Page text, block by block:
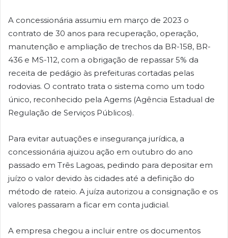
A concessionária assumiu em março de 2023 o
contrato de 30 anos para recuperação, operação,
manutenção e ampliação de trechos da BR-158, BR-
436 e MS-112, com a obrigação de repassar 5% da
receita de pedágio às prefeituras cortadas pelas
rodovias. O contrato trata o sistema como um todo
único, reconhecido pela Agems (Agência Estadual de
Regulação de Serviços Públicos).
Para evitar autuações e insegurança jurídica, a
concessionária ajuizou ação em outubro do ano
passado em Três Lagoas, pedindo para depositar em
juízo o valor devido às cidades até a definição do
método de rateio. A juíza autorizou a consignação e os
valores passaram a ficar em conta judicial.
A empresa chegou a incluir entre os documentos